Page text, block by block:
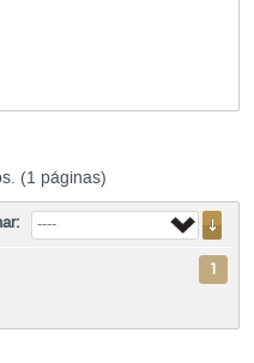
(1 páginas)
1